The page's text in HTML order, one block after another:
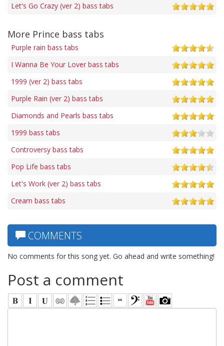
Let's Go Crazy (ver 2) bass tabs
More Prince bass tabs
Purple rain bass tabs
I Wanna Be Your Lover bass tabs
1999 (ver 2) bass tabs
Purple Rain (ver 2) bass tabs
Diamonds and Pearls bass tabs
1999 bass tabs
Controversy bass tabs
Pop Life bass tabs
Let's Work (ver 2) bass tabs
Cream bass tabs
COMMENTS
No comments for this song yet. Go ahead and write something!
Post a comment